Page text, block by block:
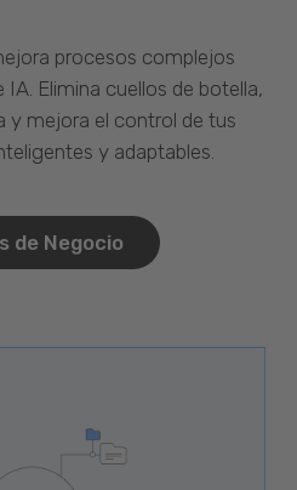
procesos complejos
Elimina cuellos de botella,
y mejora el control de tus
y adaptables.
de Negocio